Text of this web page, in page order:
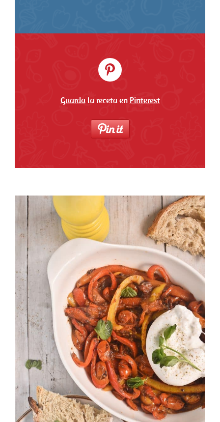
Guardala receta en Pinterest